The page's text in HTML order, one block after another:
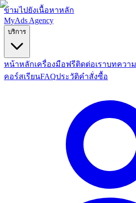
ข้ามไปยังเนื้อหาหลัก
MyAds Agency
บริการ
หน้าหลักเครื่องมือฟรีติดต่อเราบทความ
คอร์สเรียนFAQประวัติคำสั่งซื้อ